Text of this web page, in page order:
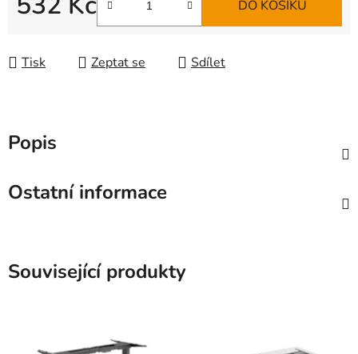
DO KOŠÍKU
Tisk Zeptat se Sdílet
Popis
Ostatní informace
Související produkty